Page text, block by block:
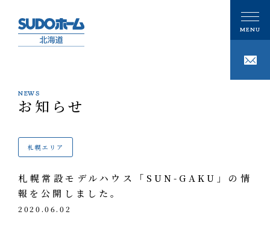
CONCEPT
PHILOSOPHY
私たちの家づくり
注文住宅
技術
GALLERY
NEWS
お知らせ
札幌エリア
札幌常設モデルハウス「SUN-GAKU」の情
報を公開しました。
2020.06.02